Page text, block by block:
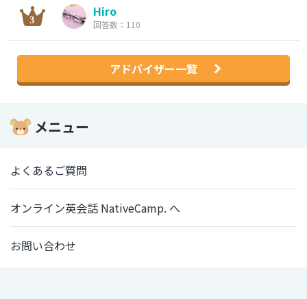
Hiro
回答数：110
アドバイザー一覧
メニュー
よくあるご質問
オンライン英会話 NativeCamp. へ
お問い合わせ